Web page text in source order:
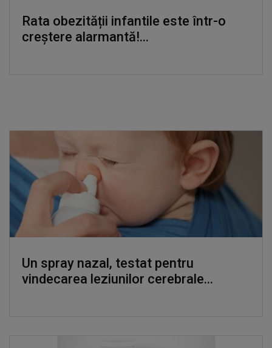
Rata obezității infantile este într-o
creștere alarmantă!...
Un spray nazal, testat pentru
vindecarea leziunilor cerebrale...